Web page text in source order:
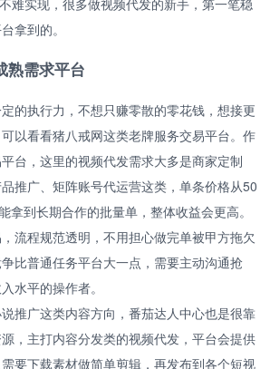
拿到的。
熟需求平台
的执行力，不想只赚零散的零花钱，想接更
以看看猪八戒网这类老牌服务交易平台。作
台，这里的视频代发需求大多是商家定制
推广、矩阵账号代运营这类，单条价格从50
拿到长期合作的批量单，整体收益会更高。
流程规范透明，不用担心做完单被甲方拖欠
比普通任务平台大一点，需要主动沟通抢
水平的操作者。
推广这类内容方向，番茄达人中心也是很靠
，主打内容分发类的视频代发，平台会提供
要下载素材做简单剪辑，再发布到各个短视